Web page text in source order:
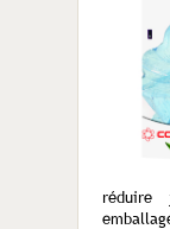
réduire